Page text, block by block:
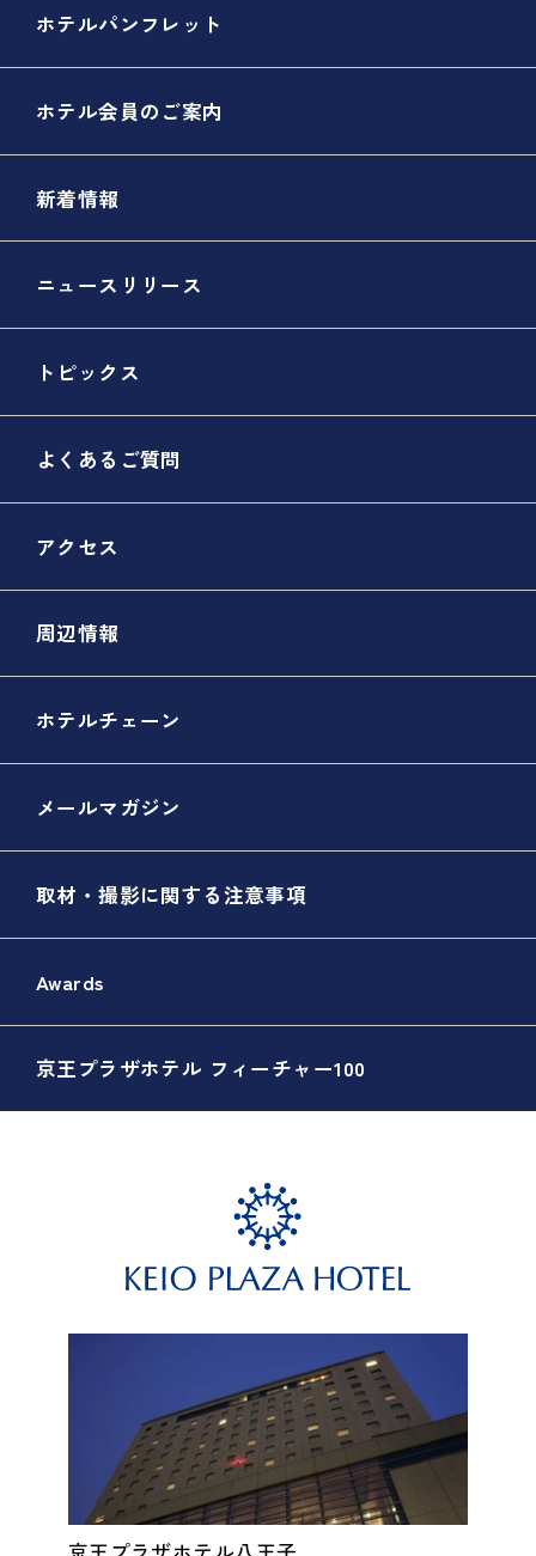
ホテルパンフレット
ホテル会員のご案内
新着情報
ニュースリリース
トピックス
よくあるご質問
アクセス
周辺情報
ホテルチェーン
メールマガジン
取材・撮影に関する注意事項
Awards
京王プラザホテル フィーチャー100